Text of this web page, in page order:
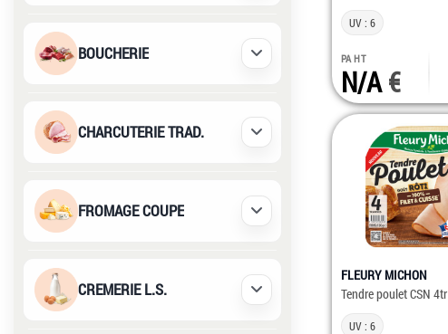
BOUCHERIE Déplier / Replier
CHARCUTERIE TRAD. Déplier / Replier
FROMAGE COUPE Déplier / Replier
CREMERIE L.S. Déplier / Replier
UV : 6
PA HT
N/A
FLEURY MICHON
Tendre poulet CSN
UV : 6